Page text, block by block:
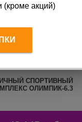
СПОРТИВНЫЙ
ОЛИМПИК-6.3
(кроме акций)